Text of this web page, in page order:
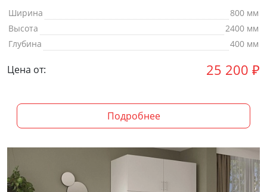
Ширина
800 мм
Высота
2400 мм
Глубина
400 мм
Цена от: 25 200 ₽
Подробнее